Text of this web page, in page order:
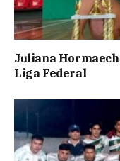
Juliana
Liga Federal